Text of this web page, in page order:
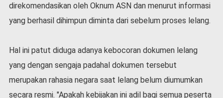
direkomendasikan oleh Oknum ASN dan menurut informasi
yang berhasil dihimpun diminta dari sebelum proses lelang.
Hal ini patut diduga adanya kebocoran dokumen lelang
yang dengan sengaja padahal dokumen tersebut
merupakan rahasia negara saat lelang belum diumumkan
secara resmi. "Apakah kebijakan ini adil bagi semua peserta